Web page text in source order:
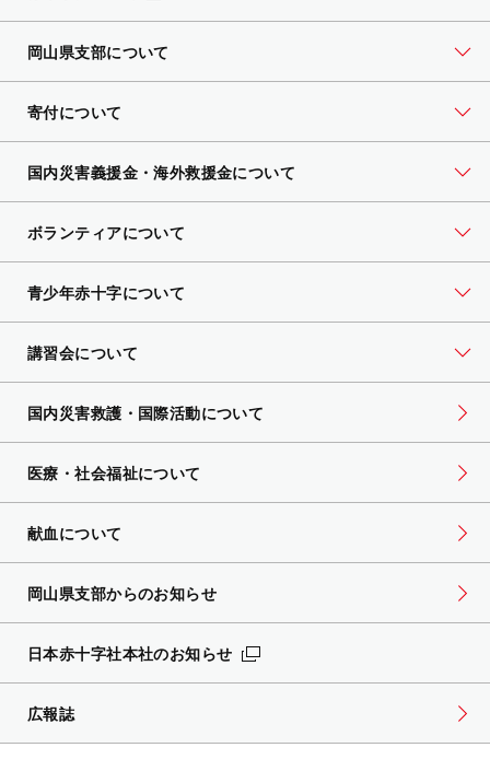
岡山県支部について
寄付について
国内災害義援金・海外救援金について
ボランティアについて
青少年赤十字について
講習会について
国内災害救護・国際活動について
医療・社会福祉について
献血について
岡山県支部からのお知らせ
日本赤十字社本社のお知らせ
広報誌